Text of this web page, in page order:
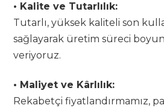
• Kalite ve Tutarlılık:
Tutarlı, yüksek kaliteli son
sağlayarak üretim süreci
veriyoruz.
• Maliyet ve Kârlılık:
Rekabetçi fiyatlandırmamız,